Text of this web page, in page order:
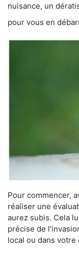
nuisance, un
pour vous en
Pour commencer,
réaliser une
aurez subis. Cela
précise de
local ou dans